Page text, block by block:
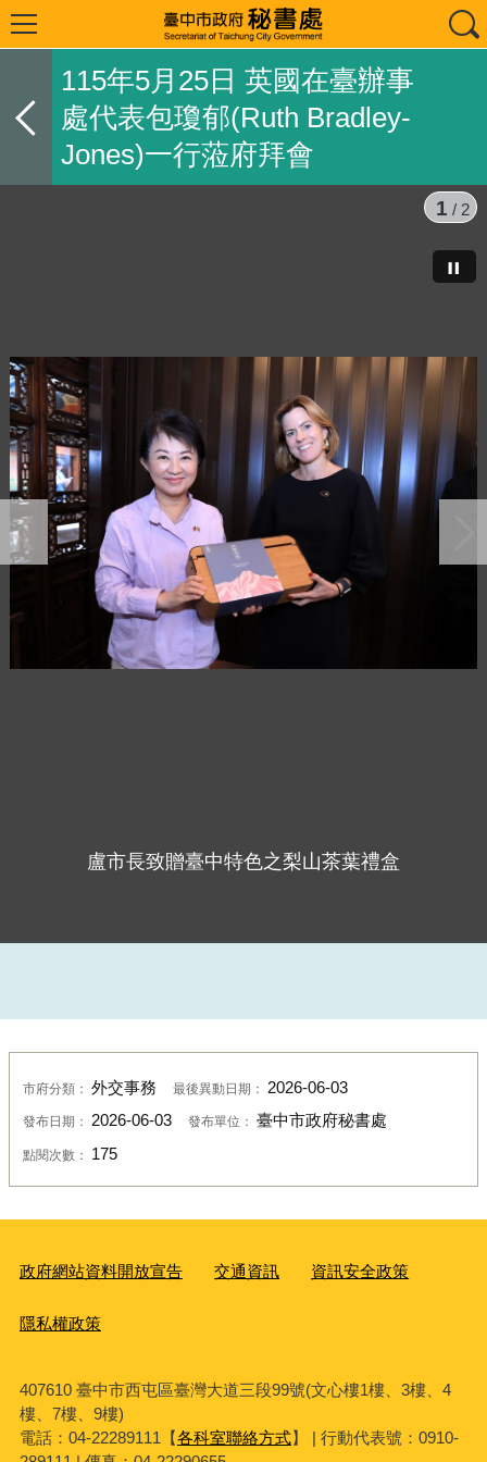
115年5月25日 英國在臺辦事
處代表包瓊郁(Ruth Bradley-
Jones)一行蒞府拜會
盧市長致贈臺中特色之梨山茶葉禮盒
1 / 2
市府分類： 外交事務 最後異動日期： 2026-06-03
發布日期： 2026-06-03 發布單位： 臺中市政府秘書處
點閱次數： 175
政府網站資料開放宣告 交通資訊 資訊安全政策
隱私權政策
407610 臺中市西屯區臺灣大道三段99號(文心樓1樓、3樓、4
樓、7樓、9樓)
電話：04-22289111【各科室聯絡方式】 | 行動代表號：0910-